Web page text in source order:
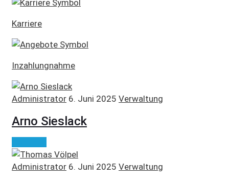
Karriere
Inzahlungnahme
Administrator 6. Juni 2025 Verwaltung
Arno Sieslack
Administrator 6. Juni 2025 Verwaltung